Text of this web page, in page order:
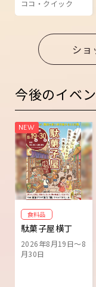
ココ・クイック
ショ
今後のイベ
食料品
駄菓子屋横丁
2026年8月19日～8
月30日